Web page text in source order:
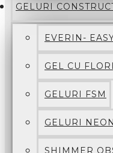
GELURI
EVERIN-
GEL CU
GELURI FSM
GELURI
SHIMMER